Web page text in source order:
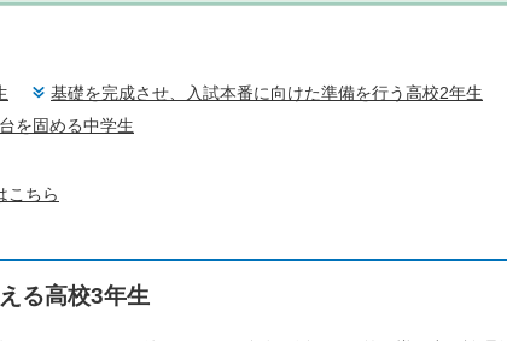
基礎を完成させ、入試本番に向けた準備を行う高校2年生
を固める中学生
こちら
る高校3年生